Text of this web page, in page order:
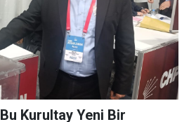
Kurultay Yeni Bir